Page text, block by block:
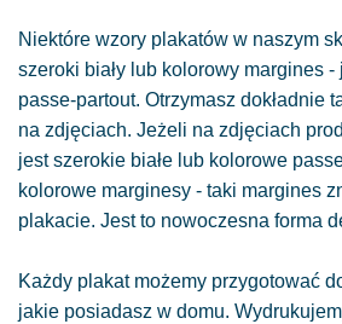
Niektóre wzory plakatów w naszym
szeroki biały lub kolorowy margines
passe-partout. Otrzymasz dokładnie
na zdjęciach. Jeżeli na zdjęciach
jest szerokie białe lub kolorowe
kolorowe marginesy - taki margines
plakacie. Jest to nowoczesna forma
Każdy plakat możemy przygotować
jakie posiadasz w domu.